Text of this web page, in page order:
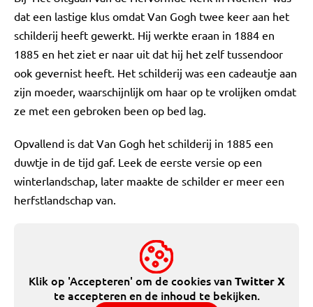
dat een lastige klus omdat Van Gogh twee keer aan het
schilderij heeft gewerkt. Hij werkte eraan in 1884 en
1885 en het ziet er naar uit dat hij het zelf tussendoor
ook gevernist heeft. Het schilderij was een cadeautje aan
zijn moeder, waarschijnlijk om haar op te vrolijken omdat
ze met een gebroken been op bed lag.
Opvallend is dat Van Gogh het schilderij in 1885 een
duwtje in de tijd gaf. Leek de eerste versie op een
winterlandschap, later maakte de schilder er meer een
herfstlandschap van.
Klik op 'Accepteren' om de cookies vanTwitter X
te accepteren en de inhoud te bekijken.